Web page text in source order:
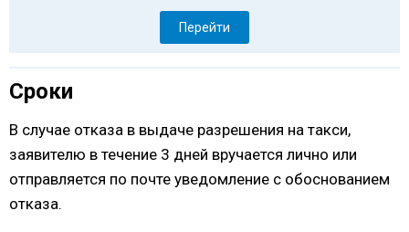
Перейти
Сроки
В случае отказа в выдаче разрешения на такси,
заявителю в течение 3 дней вручается лично или
отправляется по почте уведомление с обоснованием
отказа.